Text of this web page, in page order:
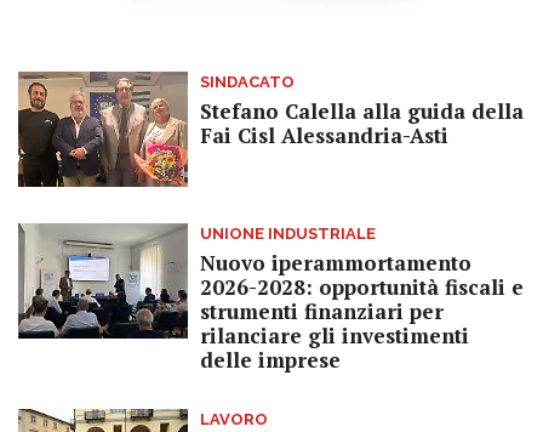
SINDACATO
Stefano Calella alla guida della
Fai Cisl Alessandria-Asti
UNIONE INDUSTRIALE
Nuovo iperammortamento
2026-2028: opportunità fiscali e
strumenti finanziari per
rilanciare gli investimenti
delle imprese
LAVORO